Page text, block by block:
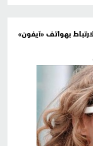
بهواتف «آيفون»